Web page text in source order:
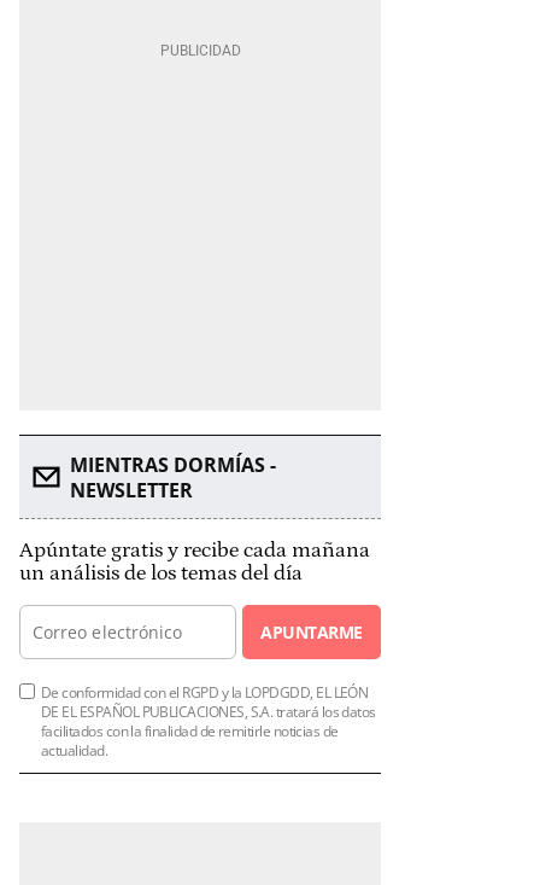
MIENTRAS DORMÍAS -
NEWSLETTER
Apúntate gratis y recibe cada mañana
un análisis de los temas del día
APUNTARME
De conformidad con el RGPD y la LOPDGDD, EL LEÓN
DE EL ESPAÑOL PUBLICACIONES, S.A. tratará los datos
facilitados con la finalidad de remitirle noticias de
actualidad.